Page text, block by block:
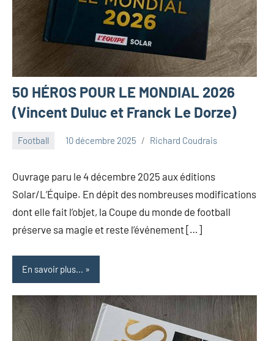
50 HÉROS POUR LE MONDIAL 2026
(Vincent Duluc et Franck Le Dorze)
Football 10 décembre 2025 Richard Coudrais
Ouvrage paru le 4 décembre 2025 aux éditions
Solar/L’Équipe. En dépit des nombreuses modifications
dont elle fait l’objet, la Coupe du monde de football
préserve sa magie et reste l’événement […]
En savoir plus...